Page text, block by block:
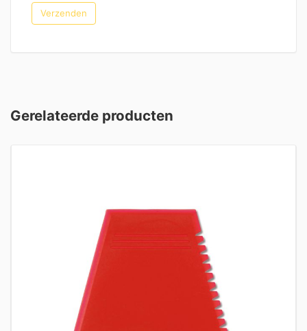
Gerelateerde producten